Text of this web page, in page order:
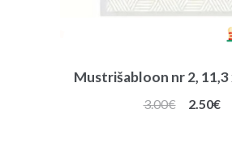
Mustrišabloon nr 2, 11,3
3.00€
Algne
2.50€